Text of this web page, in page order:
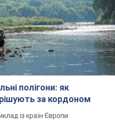
полігони: як
за кордоном
із країн Європи